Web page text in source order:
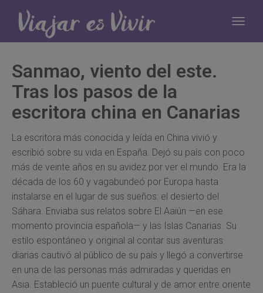
Sanmao, viento del este.
Tras los pasos de la
escritora china en Canarias
La escritora más conocida y leída en China vivió y
escribió sobre su vida en España. Dejó su país con poco
más de veinte años en su avidez por ver el mundo. Era la
década de los 60 y vagabundeó por Europa hasta
instalarse en el lugar de sus sueños: el desierto del
Sáhara. Enviaba sus relatos sobre El Aaiún —en ese
momento provincia española— y las Islas Canarias. Su
estilo espontáneo y original al contar sus aventuras
diarias cautivó al público de su país y llegó a convertirse
en una de las personas más admiradas y queridas en
Asia. Estableció un puente cultural y de amor entre oriente